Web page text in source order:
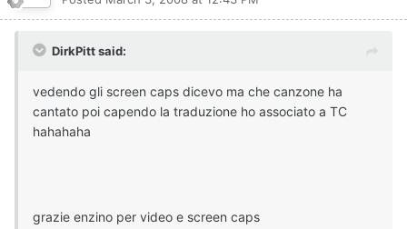
DirkPitt said:
vedendo gli screen caps dicevo ma che canzone ha
cantato poi capendo la traduzione ho associato a TC
hahahaha
grazie enzino per video e screen caps